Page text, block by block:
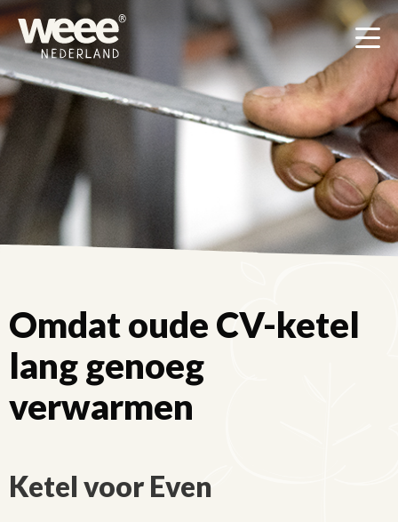
Omdat oude CV-ketel
lang genoeg
verwarmen
Ketel voor Even